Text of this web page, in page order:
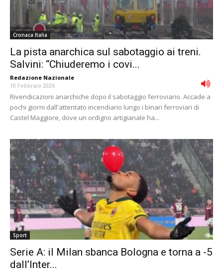
Cronaca Italia
La pista anarchica sul sabotaggio ai treni.
Salvini: “Chiuderemo i covi...
Redazione Nazionale -
10 Febbraio 2026
Rivendicazioni anarchiche dopo il sabotaggio ferroviario. Accade a
pochi giorni dall'attentato incendiario lungo i binari ferroviari di
Castel Maggiore, dove un ordigno artigianale ha...
Sport
Serie A: il Milan sbanca Bologna e torna a -5
dall’Inter...